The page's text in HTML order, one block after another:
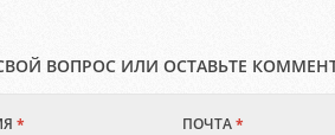
ВОПРОС ИЛИ ОСТАВЬТЕ
* ПОЧТА*